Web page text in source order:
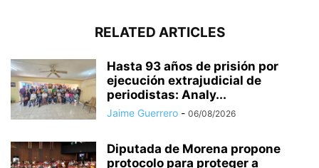
RELATED ARTICLES
Hasta 93 años de prisión por
ejecución extrajudicial de
periodistas: Analy...
Jaime Guerrero - 06/08/2026
Diputada de Morena propone
protocolo para proteger a